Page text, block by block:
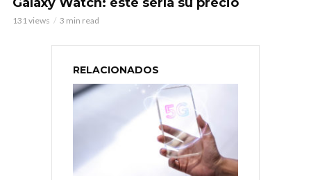
131 views 3 min read
RELACIONADOS